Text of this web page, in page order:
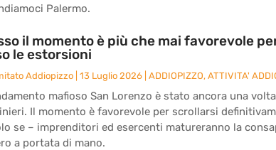
Palermo.
il momento è più che mai favorevole
le estorsioni
Addiopizzo 13 Luglio 2026 ADDIOPIZZO, ATTIVITA'
mafioso San Lorenzo è stato ancora una
Il momento è favorevole per scrollarsi
se – imprenditori ed esercenti matureranno la
a portata di mano.